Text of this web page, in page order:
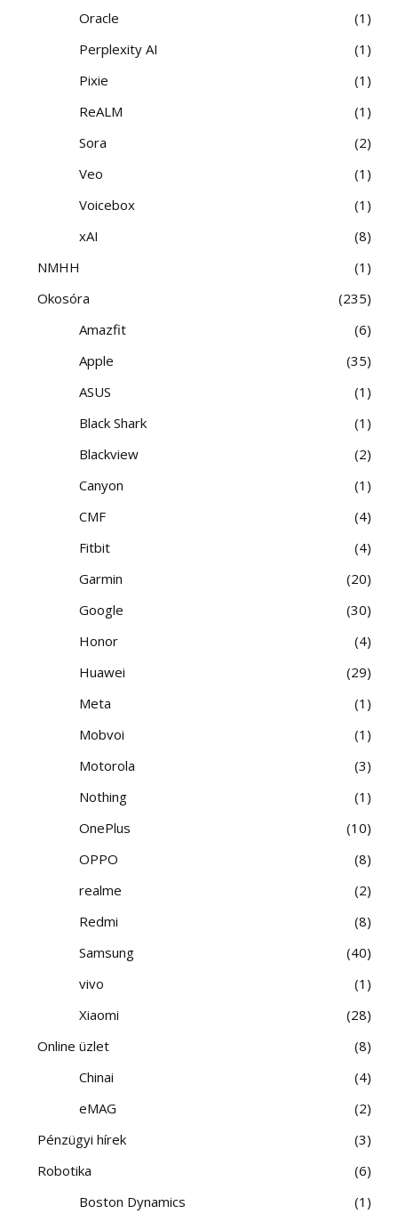
Oracle
1
Perplexity AI
1
Pixie
1
ReALM
1
Sora
2
Veo
1
Voicebox
1
xAI
8
NMHH
1
Okosóra
235
Amazfit
6
Apple
35
ASUS
1
Black Shark
1
Blackview
2
Canyon
1
CMF
4
Fitbit
4
Garmin
20
Google
30
Honor
4
Huawei
29
Meta
1
Mobvoi
1
Motorola
3
Nothing
1
OnePlus
10
OPPO
8
realme
2
Redmi
8
Samsung
40
vivo
1
Xiaomi
28
Online üzlet
8
Chinai
4
eMAG
2
Pénzügyi hírek
3
Robotika
6
Boston Dynamics
1